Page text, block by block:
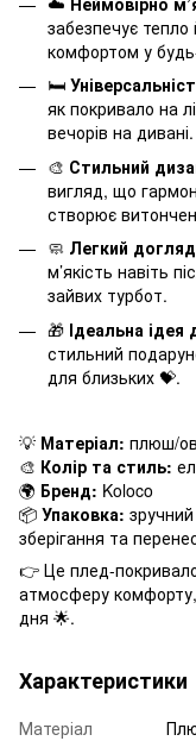
забезпечує
комфортом у
🛏️
як покривало на
вечорів на дивані.
🎨 Стильний
вигляд, що
створює
🧼 Легкий догляд
м’якість навіть
зайвих турбот.
🎁 Ідеальна ідея
стильний
для близьких 💝.
💡 Матеріал: плюш/
🎨 Колір та стиль:
🌍 Бренд: Koloco
📦 Упаковка:
зберігання та
👉 Це плед-
атмосферу
дня 🌟.
Характеристики
Матеріал